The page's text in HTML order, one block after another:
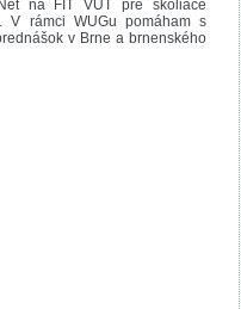
na FIT VUT pre školiace
V rámci WUGu pomáham s
v Brne a brnenského